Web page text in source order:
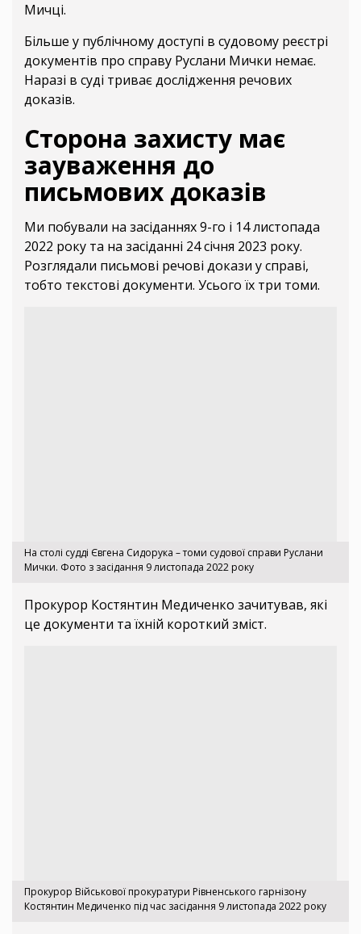
Мичці.
Більше у публічному доступі в судовому реєстрі
документів про справу Руслани Мички немає.
Наразі в суді триває дослідження речових
доказів.
Сторона захисту має
зауваження до
письмових доказів
Ми побували на засіданнях 9-го і 14 листопада
2022 року та на засіданні 24 січня 2023 року.
Розглядали письмові речові докази у справі,
тобто текстові документи. Усього їх три томи.
На столі судді Євгена Сидорука – томи судової справи Руслани
Мички. Фото з засідання 9 листопада 2022 року
Прокурор Костянтин Медиченко зачитував, які
це документи та їхній короткий зміст.
Прокурор Військової прокуратури Рівненського гарнізону
Костянтин Медиченко під час засідання 9 листопада 2022 року